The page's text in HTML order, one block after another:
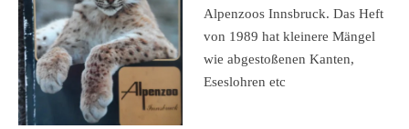
Alpenzoos Innsbruck. Das Heft
von 1989 hat kleinere Mängel
wie abgestoßenen Kanten,
Eseslohren etc